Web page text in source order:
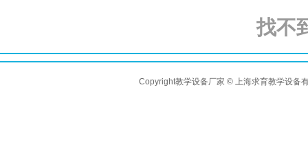
找不
Copyright教学设备厂家 © 上海求育教学设备